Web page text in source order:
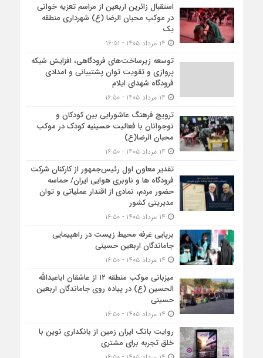
استقبال زائرین اربعین از مراسم تعزیه خوانی
در موکب محبان الرضا (ع) شهرداری منطقه
یک
توسعه زیرساخت‌های فرودگاهی، افزایش شبکه
پروازی و تقویت توان پشتیبانی و امدادی
فرودگاه شهدای ایلام
ترویج فرهنگ عاشورایی بین کودکان و
نوجوانان با فعالیت حسینیه کودک در موکب
محبان الرضا(ع)
تقدیر معاون اول رئیس‌جمهور از کارکنان شرکت
فرودگاه ها و ناوبری هوایی ایران/ حماسه
حضور مردم، نمادی از اقتدار عملیاتی و توان
مدیریتی کشور
برپایی غرفه محیط زیست در راهپیمایی
جاماندگان اربعین حسینی
میزبانی موکب منطقه ۱۲ از عاشقان اباعبدالله
الحسین (ع) در پیاده روی جاماندگان اربعین
حسینی
روایت بانک ایران زمین از بانکداری نوین با
خلق تجربه برای مشتری